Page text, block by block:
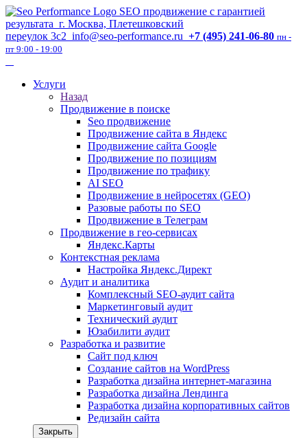
SEO продвижение с гарантией
результата г. Москва, Плетешковский
переулок 3с2 info@seo-performance.ru +7 (495) 241-06-80 пн -
пт 9:00 - 19:00
Услуги
Назад
Продвижение в поиске
Seo продвижение
Продвижение сайта в Яндекс
Продвижение сайта Google
Продвижение по позициям
Продвижение по трафику
AI SEO
Продвижение в нейросетях (GEO)
Разовые работы по SEO
Продвижение в Телеграм
Продвижение в гео-сервисах
Яндекс.Карты
Контекстная реклама
Настройка Яндекс.Директ
Аудит и аналитика
Комплексный SEO-аудит сайта
Маркетинговый аудит
Технический аудит
Юзабилити аудит
Разработка и развитие
Сайт под ключ
Создание сайтов на WordPress
Разработка дизайна интернет-магазина
Разработка дизайна Лендинга
Разработка дизайна корпоративных сайтов
Редизайн сайта
Закрыть